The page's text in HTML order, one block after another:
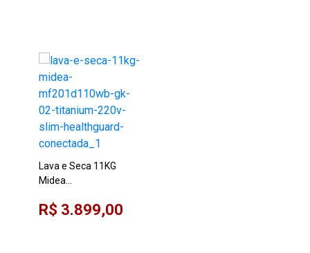
Lava e Seca 11KG
Midea
Titanium 220V Slim
R$ 3.899,00